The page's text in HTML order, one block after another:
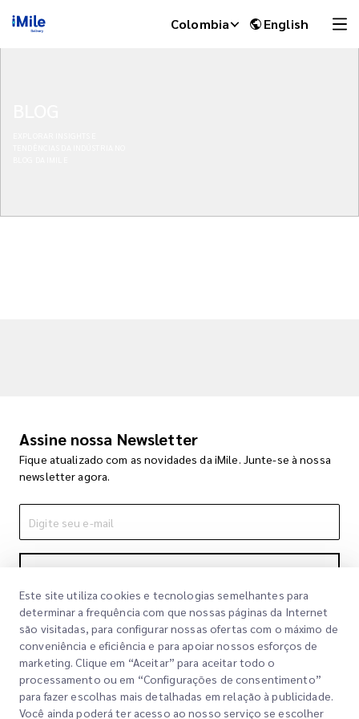
Colombia English
Assine nossa Newsletter
Fique atualizado com as novidades da iMile. Junte-se à nossa
newsletter agora.
Ao se inscrever, você concorda com nossa Política de
Privacidade
Política de Privacidade
Este site utiliza cookies e tecnologias semelhantes para
determinar a frequência com que nossas páginas da Internet
são visitadas, para configurar nossas ofertas com o máximo de
conveniência e eficiência e para apoiar nossos esforços de
marketing. Clique em “Aceitar” para aceitar todo o
processamento ou em “Configurações de consentimento”
para fazer escolhas mais detalhadas em relação à publicidade.
Você ainda poderá ter acesso ao nosso serviço se escolher